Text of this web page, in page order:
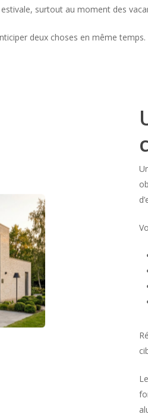
surtout au moment des
deux choses en même